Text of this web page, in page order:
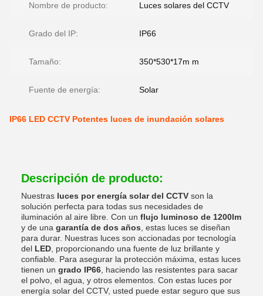
Nombre de producto: Luces solares del CCTV
Grado del IP: IP66
Tamaño: 350*530*17m m
Fuente de energía: Solar
IP66 LED CCTV Potentes luces de inundación solares
Descripción de producto:
Nuestras luces por energía solar del CCTV son la
solución perfecta para todas sus necesidades de
iluminación al aire libre. Con un flujo luminoso de 1200lm
y de una garantía de dos años , estas luces se diseñan
para durar. Nuestras luces son accionadas por tecnología
del LED , proporcionando una fuente de luz brillante y
confiable. Para asegurar la protección máxima, estas luces
tienen un grado IP66 , haciendo las resistentes para sacar
el polvo, el agua, y otros elementos. Con estas luces por
energía solar del CCTV, usted puede estar seguro que sus